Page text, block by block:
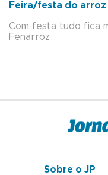
Feira/festa do arroz
Com festa tudo fica
Fenarroz
Sobre o JP